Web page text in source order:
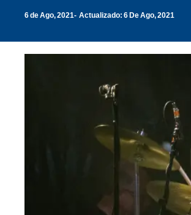
6 de Ago, 2021 Actualizado: 6 De Ago, 2021